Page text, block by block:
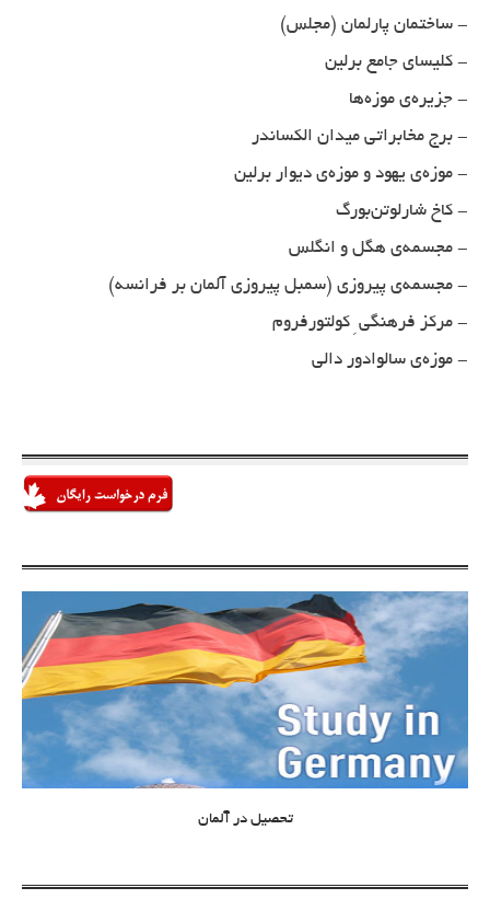
- ساختمان پارلمان (مجلس)
- کلیسای جامع برلین
- جزیره‌ی موزه‌ها
- برج مخابراتی میدان الکساندر
- موزه‌ی یهود و موزه‌ی دیوار برلین
- کاخ شارلوتن‌بورگ
- مجسمه‌ی هگل و انگلس
- مجسمه‌ی پیروزی (سمبل پیروزی آلمان بر فرانسه)
- مرکز فرهنگی ِ کولتورفروم
- موزه‌ی سالوادور دالی
تحصیل در آلمان